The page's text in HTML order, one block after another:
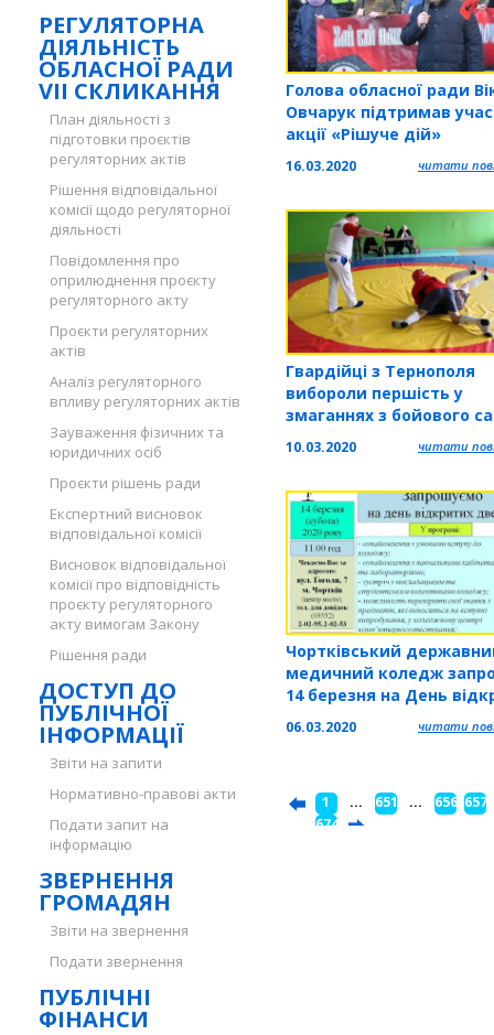
РЕГУЛЯТОРНА
ДІЯЛЬНІСТЬ
ОБЛАСНОЇ РАДИ
VII СКЛИКАННЯ
План діяльності з
підготовки проєктів
регуляторних актів
Рішення відповідальної
комісії щодо регуляторної
діяльності
Повідомлення про
оприлюднення проєкту
регуляторного акту
Проєкти регуляторних
актів
Аналіз регуляторного
впливу регуляторних актів
Зауваження фізичних та
юридичних осіб
Проєкти рішень ради
Експертний висновок
відповідальної комісії
Висновок відповідальної
комісії про відповідність
проєкту регуляторного
акту вимогам Закону
Рішення ради
ДОСТУП ДО
ПУБЛІЧНОЇ
ІНФОРМАЦІЇ
Звіти на запити
Нормативно-правові акти
Подати запит на
інформацію
ЗВЕРНЕННЯ
ГРОМАДЯН
Звіти на звернення
Подати звернення
ПУБЛІЧНІ
ФІНАНСИ
Голова обласної ради
Овчарук підтримав
акції «Рішуче дій»
16.03.2020 читати
Гвардійці з Тернополя
вибороли першість у
змаганнях з бойового
10.03.2020 читати
Чортківський
медичний коледж
14 березня на День
дверей
06.03.2020 читати
1 ... 651 ... 656 657
674